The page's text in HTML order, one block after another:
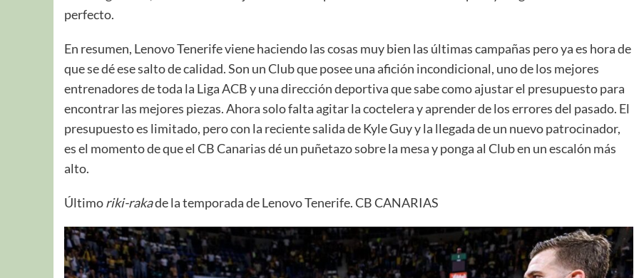
perfecto.
En resumen, Lenovo Tenerife viene haciendo las cosas muy bien las últimas campañas pero ya es hora de
que se dé ese salto de calidad. Son un Club que posee una afición incondicional, uno de los mejores
entrenadores de toda la Liga ACB y una dirección deportiva que sabe como ajustar el presupuesto para
encontrar las mejores piezas. Ahora solo falta agitar la coctelera y aprender de los errores del pasado. El
presupuesto es limitado, pero con la reciente salida de Kyle Guy y la llegada de un nuevo patrocinador,
es el momento de que el CB Canarias dé un puñetazo sobre la mesa y ponga al Club en un escalón más
alto.
Últimoriki-rakade la temporada de Lenovo Tenerife. CB CANARIAS